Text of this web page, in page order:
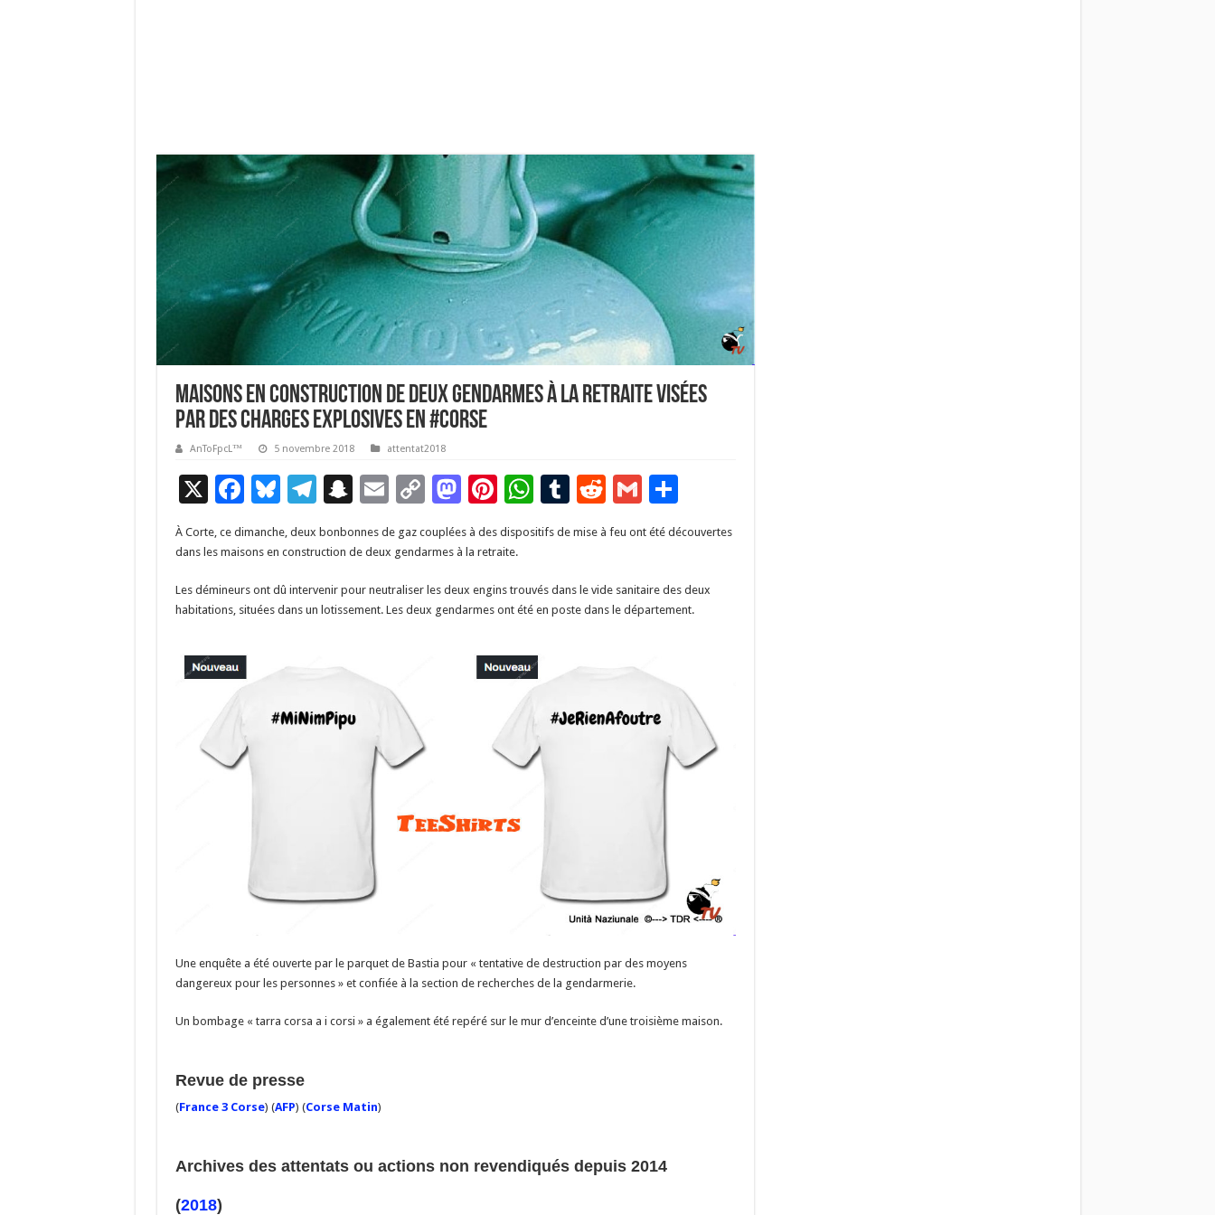
Maisons en construction de deux gendarmes à la retraite visées
par des charges explosives en #Corse
AnToFpcL™ 5 novembre 2018 attentat2018
X F
ac
e
o
k
Bl
u
es
ky
T
el
e
gr
a
S
a
c
E
ai
C
p
y
Li
M
as
to
o
Pi
nt
er
t
W
h
at
sA
p
T
u
m
bl
r
R
e
d
di
t
G
m
ai
l
P
ar
ta
g
er
À Corte, ce dimanche, deux bonbonnes de gaz couplées à des dispositifs de mise à feu ont été découvertes
dans les maisons en construction de deux gendarmes à la retraite.
Les démineurs ont dû intervenir pour neutraliser les deux engins trouvés dans le vide sanitaire des deux
habitations, situées dans un lotissement. Les deux gendarmes ont été en poste dans le département.
Une enquête a été ouverte par le parquet de Bastia pour « tentative de destruction par des moyens
dangereux pour les personnes » et confiée à la section de recherches de la gendarmerie.
Un bombage « tarra corsa a i corsi » a également été repéré sur le mur d’enceinte d’une troisième maison.
Revue de presse
(France 3 Corse) (AFP) (Corse Matin)
Archives des attentats ou actions non revendiqués depuis 2014
(2018)